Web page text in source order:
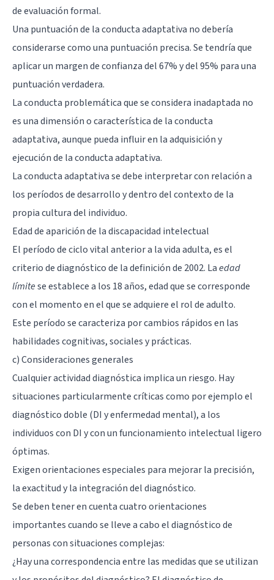
de evaluación formal.
Una puntuación de la conducta adaptativa no debería
considerarse como una puntuación precisa. Se tendría que
aplicar un margen de confianza del 67% y del 95% para una
puntuación verdadera.
La conducta problemática que se considera inadaptada no
es una dimensión o característica de la conducta
adaptativa, aunque pueda influir en la adquisición y
ejecución de la conducta adaptativa.
La conducta adaptativa se debe interpretar con relación a
los períodos de desarrollo y dentro del contexto de la
propia cultura del individuo.
Edad de aparición de la discapacidad intelectual
El período de ciclo vital anterior a la vida adulta, es el
criterio de diagnóstico de la definición de 2002. Laedad
límitese establece a los 18 años, edad que se corresponde
con el momento en el que se adquiere el rol de adulto.
Este período se caracteriza por cambios rápidos en las
habilidades cognitivas, sociales y prácticas.
c) Consideraciones generales
Cualquier actividad diagnóstica implica un riesgo. Hay
situaciones particularmente críticas como por ejemplo el
diagnóstico doble (DI yenfermedad mental), a los
individuos con DI y con un funcionamiento intelectual ligero
óptimas.
Exigen orientaciones especiales para mejorar la precisión,
la exactitud y la integración del diagnóstico.
Se deben tener en cuenta cuatro orientaciones
importantes cuando se lleve a cabo el diagnóstico de
personas con situaciones complejas:
¿Hay una correspondencia entre las medidas que se utilizan